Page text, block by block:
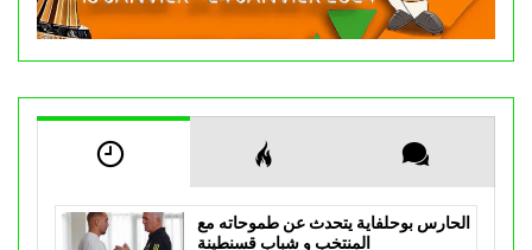
الحارس بوحلفاية يتحدث عن طموحاته مع
المنتخب و شباب قسنطينة